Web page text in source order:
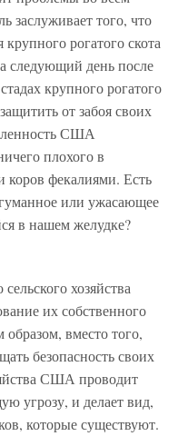
заслуживает того, что
крупного рогатого скота
следующий день после
крупного рогатого
от забоя своих
США
плохого в
коров фекалиями. Есть
или ужасающее
в нашем желудке?
хозяйства
их собственного
вместо того,
безопасность своих
США проводит
угрозу, и делает вид,
которые существуют.